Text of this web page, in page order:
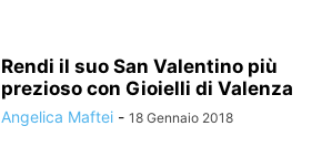
Rendi il suo San Valentino più
prezioso con Gioielli di Valenza
Angelica Maftei - 18 Gennaio 2018